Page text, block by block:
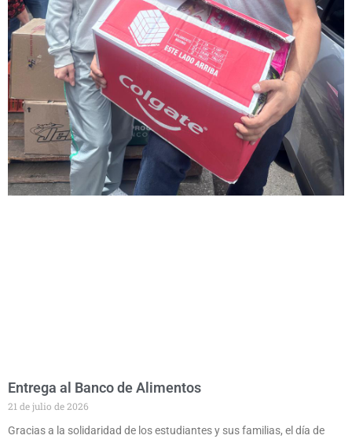
Entrega al Banco de Alimentos
21 de julio de 2026
Gracias a la solidaridad de los estudiantes y sus familias, el día de